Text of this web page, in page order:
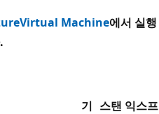
Virtual Machine에서 실행
기 스탠 익스프